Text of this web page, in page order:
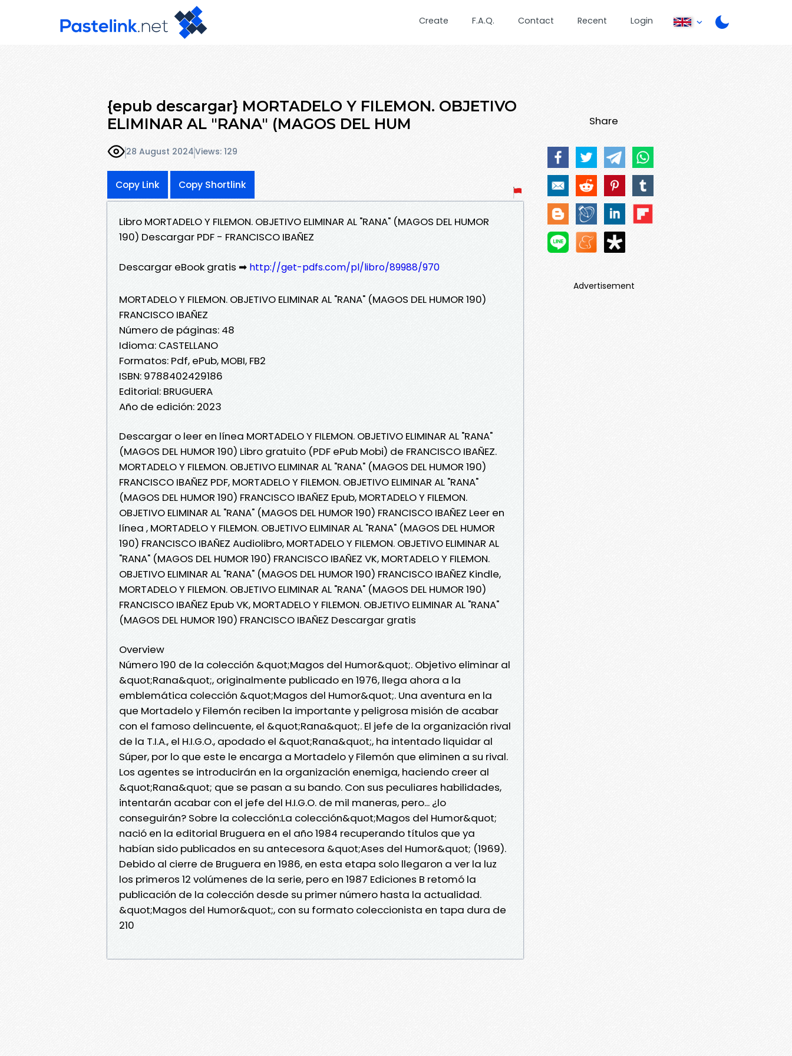
Create F.A.Q. Contact Recent Login
{epub descargar} MORTADELO Y FILEMON. OBJETIVO
ELIMINAR AL "RANA" (MAGOS DEL HUM
28 August 2024Views: 129
Copy Link Copy Shortlink
Libro MORTADELO Y FILEMON. OBJETIVO ELIMINAR AL "RANA" (MAGOS DEL HUMOR
190) Descargar PDF - FRANCISCO IBAÑEZ
Descargar eBook gratis ➡ http://get-pdfs.com/pl/libro/89988/970
MORTADELO Y FILEMON. OBJETIVO ELIMINAR AL "RANA" (MAGOS DEL HUMOR 190)
FRANCISCO IBAÑEZ
Número de páginas: 48
Idioma: CASTELLANO
Formatos: Pdf, ePub, MOBI, FB2
ISBN: 9788402429186
Editorial: BRUGUERA
Año de edición: 2023
Descargar o leer en línea MORTADELO Y FILEMON. OBJETIVO ELIMINAR AL "RANA"
(MAGOS DEL HUMOR 190) Libro gratuito (PDF ePub Mobi) de FRANCISCO IBAÑEZ.
MORTADELO Y FILEMON. OBJETIVO ELIMINAR AL "RANA" (MAGOS DEL HUMOR 190)
FRANCISCO IBAÑEZ PDF, MORTADELO Y FILEMON. OBJETIVO ELIMINAR AL "RANA"
(MAGOS DEL HUMOR 190) FRANCISCO IBAÑEZ Epub, MORTADELO Y FILEMON.
OBJETIVO ELIMINAR AL "RANA" (MAGOS DEL HUMOR 190) FRANCISCO IBAÑEZ Leer en
línea , MORTADELO Y FILEMON. OBJETIVO ELIMINAR AL "RANA" (MAGOS DEL HUMOR
190) FRANCISCO IBAÑEZ Audiolibro, MORTADELO Y FILEMON. OBJETIVO ELIMINAR AL
"RANA" (MAGOS DEL HUMOR 190) FRANCISCO IBAÑEZ VK, MORTADELO Y FILEMON.
OBJETIVO ELIMINAR AL "RANA" (MAGOS DEL HUMOR 190) FRANCISCO IBAÑEZ Kindle,
MORTADELO Y FILEMON. OBJETIVO ELIMINAR AL "RANA" (MAGOS DEL HUMOR 190)
FRANCISCO IBAÑEZ Epub VK, MORTADELO Y FILEMON. OBJETIVO ELIMINAR AL "RANA"
(MAGOS DEL HUMOR 190) FRANCISCO IBAÑEZ Descargar gratis
Overview
Número 190 de la colección &quot;Magos del Humor&quot;. Objetivo eliminar al
&quot;Rana&quot;, originalmente publicado en 1976, llega ahora a la
emblemática colección &quot;Magos del Humor&quot;. Una aventura en la
que Mortadelo y Filemón reciben la importante y peligrosa misión de acabar
con el famoso delincuente, el &quot;Rana&quot;. El jefe de la organización rival
de la T.I.A., el H.I.G.O., apodado el &quot;Rana&quot;, ha intentado liquidar al
Súper, por lo que este le encarga a Mortadelo y Filemón que eliminen a su rival.
Los agentes se introducirán en la organización enemiga, haciendo creer al
&quot;Rana&quot; que se pasan a su bando. Con sus peculiares habilidades,
intentarán acabar con el jefe del H.I.G.O. de mil maneras, pero... ¿lo
conseguirán? Sobre la colección:La colección&quot;Magos del Humor&quot;
nació en la editorial Bruguera en el año 1984 recuperando títulos que ya
habían sido publicados en su antecesora &quot;Ases del Humor&quot; (1969).
Debido al cierre de Bruguera en 1986, en esta etapa solo llegaron a ver la luz
los primeros 12 volúmenes de la serie, pero en 1987 Ediciones B retomó la
publicación de la colección desde su primer número hasta la actualidad.
&quot;Magos del Humor&quot;, con su formato coleccionista en tapa dura de
210
Share
Advertisement